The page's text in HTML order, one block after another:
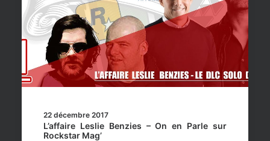
22 décembre 2017
L’affaire Leslie Benzies – On en Parle sur
Rockstar Mag’